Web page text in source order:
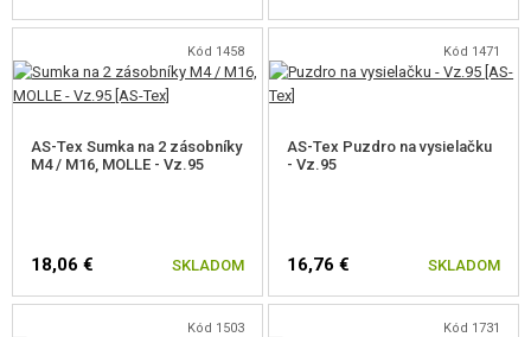
Kód 1458
AS-Tex Sumka na 2 zásobníky
M4 / M16, MOLLE - Vz.95
18,06 € SKLADOM
Kód 1471
AS-Tex Puzdro na vysielačku
- Vz.95
16,76 € SKLADOM
Kód 1503 Kód 1731